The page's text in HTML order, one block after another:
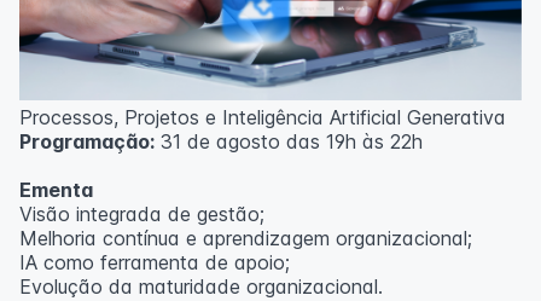
Processos, Projetos e Inteligência Artificial Generativa
Programação: 31 de agosto das 19h às 22h
Ementa
Visão integrada de gestão;
Melhoria contínua e aprendizagem organizacional;
IA como ferramenta de apoio;
Evolução da maturidade organizacional.